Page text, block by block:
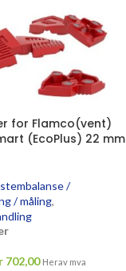
for Flamco(vent)
(EcoPlus) 22 mm
/
/ måling,
702,00 Herav mva